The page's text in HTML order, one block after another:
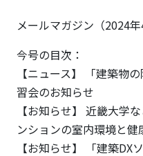
シ
ョ
ン
した
メールマガジン（2024
今号の目次：
【ニュース】 「建築物
習会のお知らせ
【お知らせ】 近畿大学
ンションの室内環境と
【お知らせ】 「建築DX